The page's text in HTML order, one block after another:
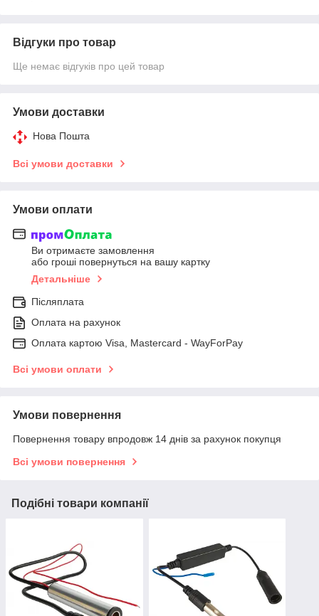
Відгуки про товар
Ще немає відгуків про цей товар
Умови доставки
Нова Пошта
Всі умови доставки
Умови оплати
Ви отримаєте замовлення
або гроші повернуться на вашу картку
Детальніше
Післяплата
Оплата на рахунок
Оплата картою Visa, Mastercard - WayForPay
Всі умови оплати
Умови повернення
Повернення товару впродовж 14 днів за рахунок покупця
Всі умови повернення
Подібні товари компанії